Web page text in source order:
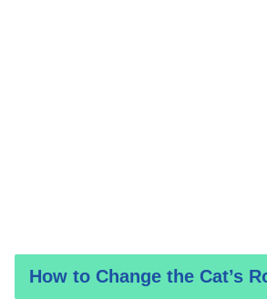
How to Change the Cat’s